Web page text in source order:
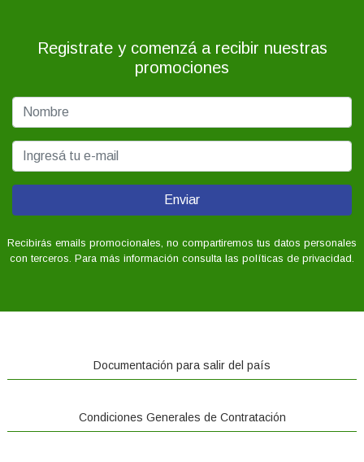
Registrate y comenzá a recibir nuestras
promociones
Enviar
Recibirás emails promocionales, no compartiremos tus datos personales
con terceros. Para más información consulta las políticas de privacidad.
Documentación para salir del país
Condiciones Generales de Contratación